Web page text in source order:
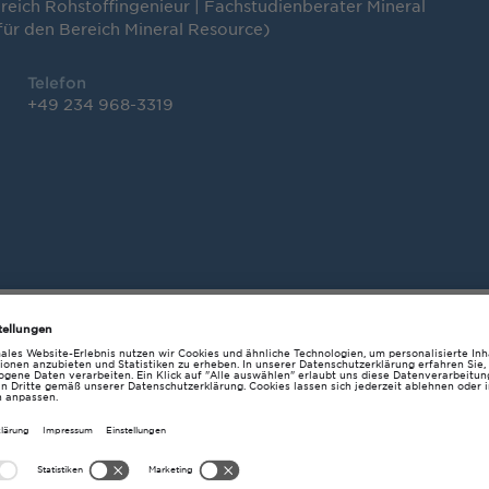
Rohstoffingenieur | Fachstudienberater Mineral
den Bereich Mineral Resource)
Telefon
+49 234 968-3319